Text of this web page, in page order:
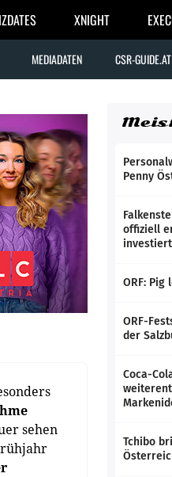
XNIGHT
MEDIADATEN CSR-GUIDE.AT
sehen
Penny
offiziell
investiert
ORF:
ORF-
der
Coca-
Tchibo